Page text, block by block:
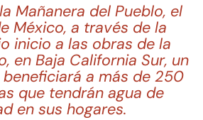
Mañanera del Pueblo, el
México, a través de la
inicio a las obras de la
en Baja California Sur, un
a más de 250
que tendrán agua de
en sus hogares.